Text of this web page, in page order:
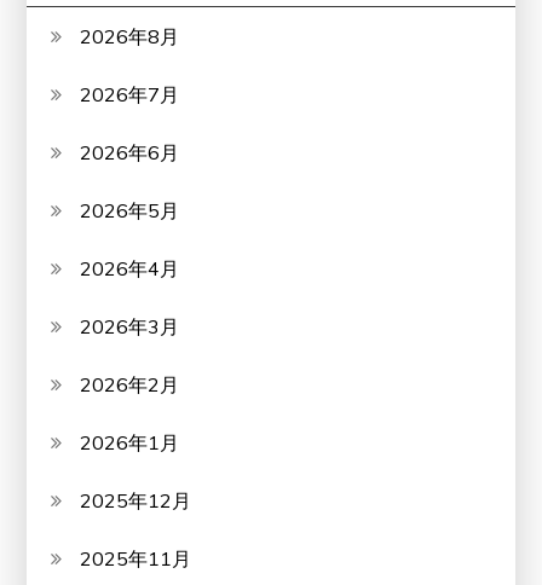
2026年8月
2026年7月
2026年6月
2026年5月
2026年4月
2026年3月
2026年2月
2026年1月
2025年12月
2025年11月